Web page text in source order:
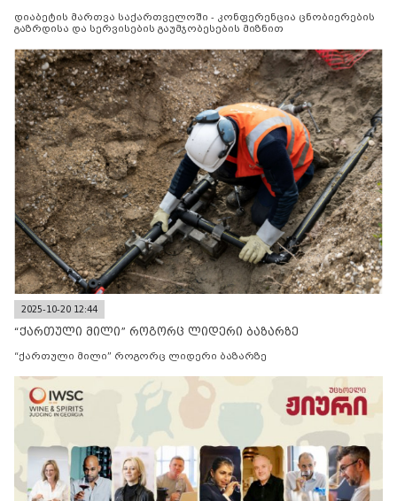
დიაბეტის მართვა საქართველოში - კონფერენცია ცნობიერების
გაზრდისა და სერვისების გაუმჯობესების მიზნით
2025-10-20 12:44
“ქართული მილი” როგორც ლიდერი ბაზარზე
“ქართული მილი” როგორც ლიდერი ბაზარზე